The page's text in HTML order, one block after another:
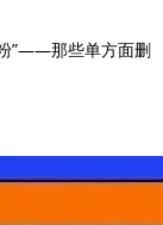
”——那些单方面删